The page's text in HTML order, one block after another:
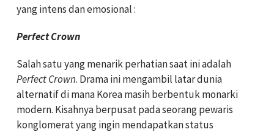
yang intens dan emosional :
Perfect Crown
Salah satu yang menarik perhatian saat ini adalah
Perfect Crown. Drama ini mengambil latar dunia
alternatif di mana Korea masih berbentuk monarki
modern. Kisahnya berpusat pada seorang pewaris
konglomerat yang ingin mendapatkan status